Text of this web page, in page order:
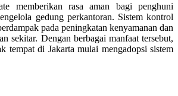
memberikan rasa aman bagi penghuni
gedung perkantoran. Sistem kontrol
pada peningkatan kenyamanan dan
sekitar. Dengan berbagai manfaat tersebut,
tempat di Jakarta mulai mengadopsi sistem